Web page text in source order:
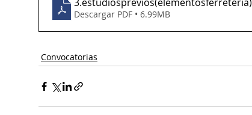
Descargar PDF • 6.99MB
Convocatorias